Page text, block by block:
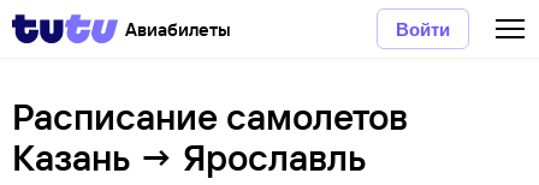
Авиабилеты Войти
Расписание самолетов
Казань → Ярославль